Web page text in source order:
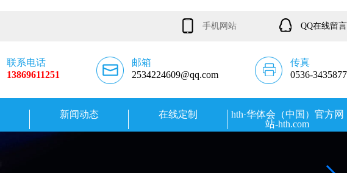
手机网站 QQ在线留言
联系电话
13869611251
邮箱
2534224609@qq.com
传真
0536-3435877
新闻动态 在线定制
hth·华体会（中国）官方网
站-hth.com